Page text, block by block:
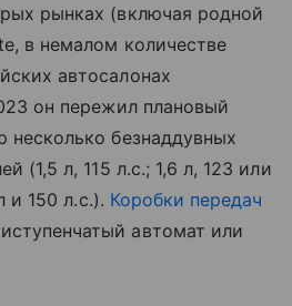
рынках (включая родной
в немалом количестве
автосалонах
он пережил плановый
несколько безнаддувных
(1,5 л, 115 л.с.; 1,6 л, 123 или
и 150 л.с.). Коробки передач
автомат или